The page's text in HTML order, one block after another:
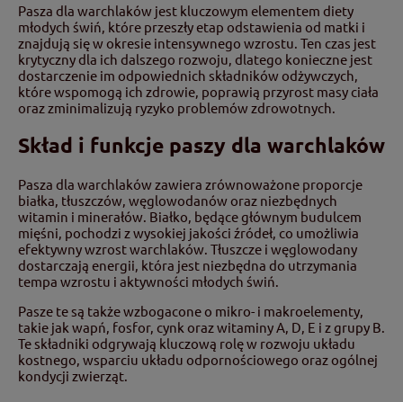
Pasza dla warchlaków jest kluczowym elementem diety
młodych świń, które przeszły etap odstawienia od matki i
znajdują się w okresie intensywnego wzrostu. Ten czas jest
krytyczny dla ich dalszego rozwoju, dlatego konieczne jest
dostarczenie im odpowiednich składników odżywczych,
które wspomogą ich zdrowie, poprawią przyrost masy ciała
oraz zminimalizują ryzyko problemów zdrowotnych.
Skład i funkcje paszy dla warchlaków
Pasza dla warchlaków zawiera zrównoważone proporcje
białka, tłuszczów, węglowodanów oraz niezbędnych
witamin i minerałów. Białko, będące głównym budulcem
mięśni, pochodzi z wysokiej jakości źródeł, co umożliwia
efektywny wzrost warchlaków. Tłuszcze i węglowodany
dostarczają energii, która jest niezbędna do utrzymania
tempa wzrostu i aktywności młodych świń.
Pasze te są także wzbogacone o mikro- i makroelementy,
takie jak wapń, fosfor, cynk oraz witaminy A, D, E i z grupy B.
Te składniki odgrywają kluczową rolę w rozwoju układu
kostnego, wsparciu układu odpornościowego oraz ogólnej
kondycji zwierząt.